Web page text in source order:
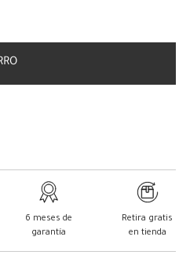
6 meses de
garantía
Retira gratis
en tienda